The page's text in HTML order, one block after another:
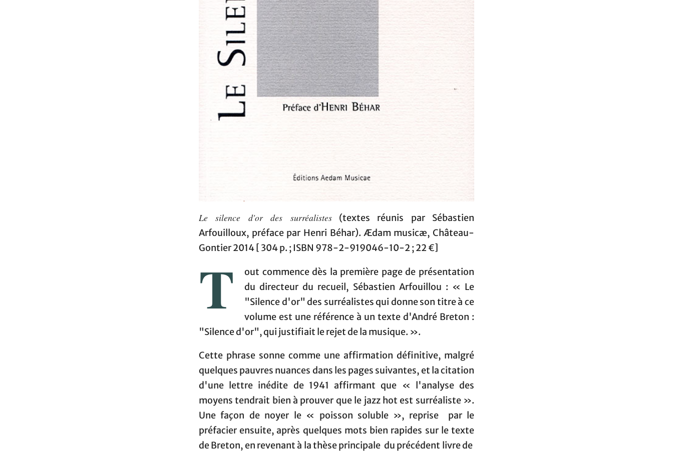
Le silence d'or des surréalistes(textes réunis par Sébastien
Arfouilloux, préface par Henri Béhar). Ædam musicæ, Château-
Gontier 2014 [ 304 p. ; ISBN 978-2-919046-10-2 ; 22 €]
T
out commence dès la première page de présentation
du directeur du recueil, Sébastien Arfouillou : « Le
"Silence d'or" des surréalistes qui donne son titre à ce
volume est une référence à un texte d'André Breton :
"Silence d'or", qui justifiait le rejet de la musique. ».
Cette phrase sonne comme une affirmation définitive, malgré
quelques pauvres nuances dans les pages suivantes, et la citation
d'une lettre inédite de 1941 affirmant que « l'analyse des
moyens tendrait bien à prouver que le jazz hot est surréaliste ».
Une façon de noyer le « poisson soluble », reprise par le
préfacier ensuite, après quelques mots bien rapides sur le texte
de Breton, en revenant à la thèse principale du précédent livre de